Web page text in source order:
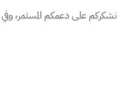
نشكركم على دعمكم المستمر،